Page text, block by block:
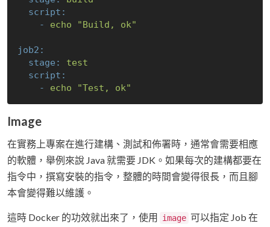
script:
-
echo "Build, ok"
job2:
stage:
test
script:
-
echo "Test, ok"
Image
在實務上專案在進行建構、測試和佈署時，通常會需要相應
的軟體，舉例來說 Java 就需要 JDK。如果每次的建構都要在
指令中，撰寫安裝的指令，整體的時間會變得很長，而且腳
本會變得難以維護。
這時 Docker 的功效就出來了，使用 image 可以指定 Job 在